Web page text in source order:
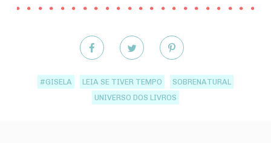
#GISELA LEIA SE TIVER TEMPO
SOBRENATURAL
UNIVERSO DOS LIVROS